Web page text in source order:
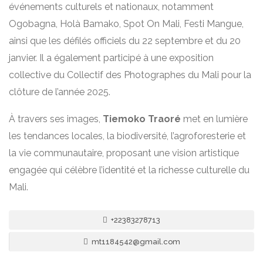
événements culturels et nationaux, notamment
Ogobagna, Holà Bamako, Spot On Mali, Festi Mangue,
ainsi que les défilés officiels du 22 septembre et du 20
janvier. Il a également participé à une exposition
collective du Collectif des Photographes du Mali pour la
clôture de l’année 2025.
À travers ses images, Tiemoko Traoré met en lumière
les tendances locales, la biodiversité, l’agroforesterie et
la vie communautaire, proposant une vision artistique
engagée qui célèbre l’identité et la richesse culturelle du
Mali.
+22383278713
mt1184542@gmail.com